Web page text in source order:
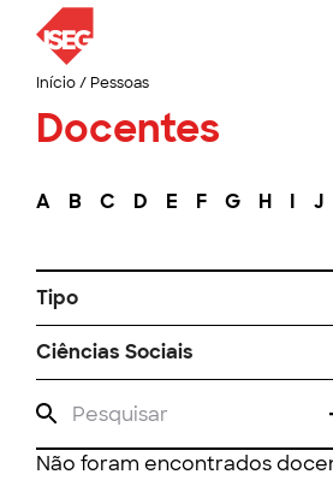
Início/ Pessoas
Docentes
A B C D E F G H I J
Tipo
Ciências Sociais
Não foram encontrados